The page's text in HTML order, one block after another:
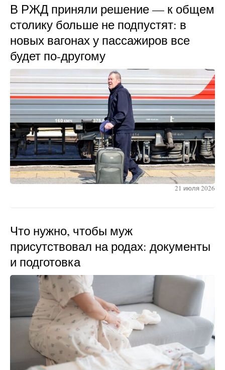
В РЖД приняли решение — к общем
столику больше не подпустят: в
новых вагонах у пассажиров все
будет по-другому
21 июля 2026
Что нужно, чтобы муж
присутствовал на родах: документы
и подготовка